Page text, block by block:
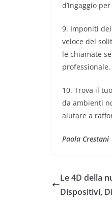
d’ingaggio
9. Imponiti
veloce del
le chiamate
professionale.
10. Trova il
da ambienti
aiutare a
Paola Crestani
Le 4D della
Dispositivi,